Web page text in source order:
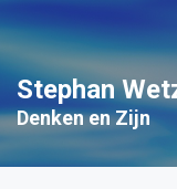
Stephan
Denken en Zijn